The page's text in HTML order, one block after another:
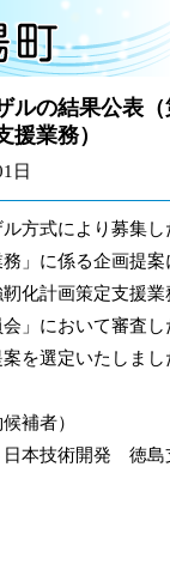
ルの結果公表
援業務）
日
方式により募集し
」に係る企画提案
靭化計画策定支援
」において審査し
を選定いたしまし
補者）
本技術開発 徳島